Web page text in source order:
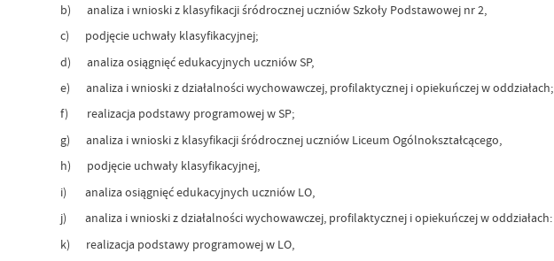
b) analiza i wnioski z klasyfikacji śródrocznej uczniów Szkoły Podstawowej nr 2,
c) podjęcie uchwały klasyfikacyjnej;
d) analiza osiągnięć edukacyjnych uczniów SP,
e) analiza i wnioski z działalności wychowawczej, profilaktycznej i opiekuńczej w oddziałach;
f) realizacja podstawy programowej w SP;
g) analiza i wnioski z klasyfikacji śródrocznej uczniów Liceum Ogólnokształcącego,
h) podjęcie uchwały klasyfikacyjnej,
i) analiza osiągnięć edukacyjnych uczniów LO,
j) analiza i wnioski z działalności wychowawczej, profilaktycznej i opiekuńczej w oddziałach:
k) realizacja podstawy programowej w LO,